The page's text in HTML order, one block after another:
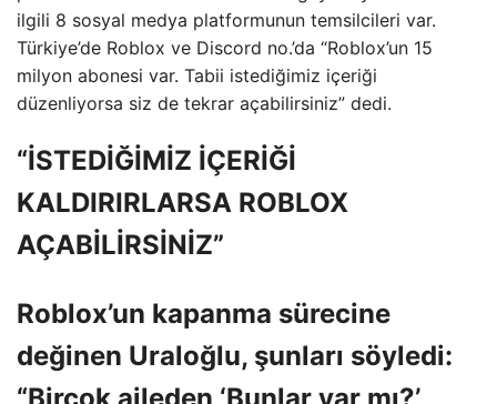
ilgili 8 sosyal medya platformunun temsilcileri var.
Türkiye’de Roblox ve Discord no.’da “Roblox’un 15
milyon abonesi var. Tabii istediğimiz içeriği
düzenliyorsa siz de tekrar açabilirsiniz” dedi.
“İSTEDİĞİMİZ İÇERİĞİ
KALDIRIRLARSA ROBLOX
AÇABİLİRSİNİZ”
Roblox’un kapanma sürecine
değinen Uraloğlu, şunları söyledi: